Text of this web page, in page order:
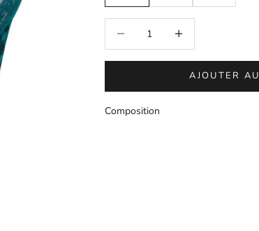
AJOUTER
Composition